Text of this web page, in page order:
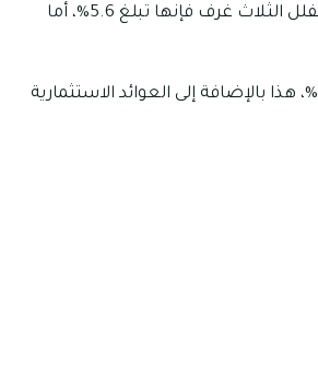
تبلغ العوائد الاستثمارية للفلل المكونة من غرفتين 6.4%، أما بالنسبة للفلل الثلاث غرف فإنها تبلغ 5.6%، أما
بالنسبة لعوائد الاستثمار للفلل المكونة من خمسة غرف فإنها تبلغ 4.6%، هذا بالإضافة إلى العوائد الاستثمارية